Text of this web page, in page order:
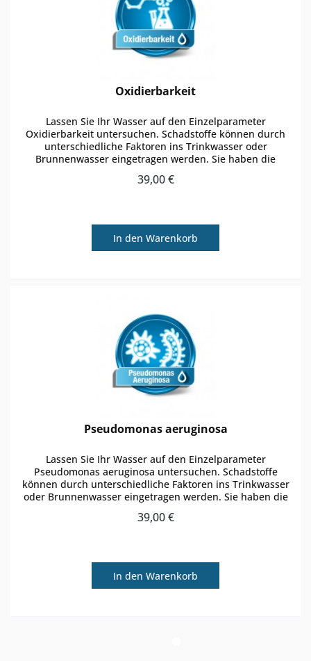
Oxidierbarkeit
Lassen Sie Ihr Wasser auf den Einzelparameter
Oxidierbarkeit untersuchen. Schadstoffe können durch
unterschiedliche Faktoren ins Trinkwasser oder
Brunnenwasser eingetragen werden. Sie haben die
39,00 €
In den Warenkorb
Pseudomonas aeruginosa
Lassen Sie Ihr Wasser auf den Einzelparameter
Pseudomonas aeruginosa untersuchen. Schadstoffe
können durch unterschiedliche Faktoren ins Trinkwasser
oder Brunnenwasser eingetragen werden. Sie haben die
39,00 €
In den Warenkorb